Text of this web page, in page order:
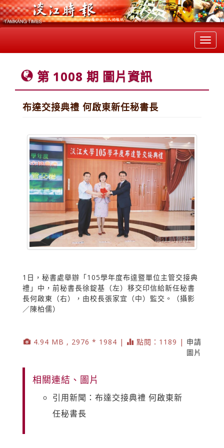
第 1008 期 圖片資訊
布達交接典禮 何啟東新任秘書長
1日，秘書處舉辦「105學年度布達暨單位主管交接典
禮」中，前秘書長徐錠基（左）移交印信給新任秘書
長何啟東（右），由校長張家宜（中）監交。（攝影
／陳柏儒）
4.94 MB , 2976 * 1984 | 點閱：1189 | 申請
圖片
相關連結、圖片
引用新聞：布達交接典禮 何啟東新
任秘書長